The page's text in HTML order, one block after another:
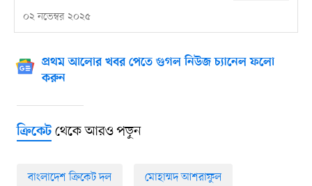
০২ নভেম্বর ২০২৫
প্রথম আলোর খবর পেতে গুগল নিউজ চ্যানেল ফলো
করুন
ক্রিকেটথেকে আরও পড়ুন
বাংলাদেশ ক্রিকেট দল মোহাম্মদ আশরাফুল